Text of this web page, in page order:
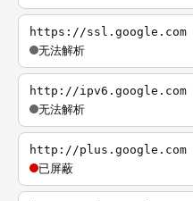
https://ssl.google.com
无法解析
http://ipv6.google.com
无法解析
http://plus.google.com
已屏蔽